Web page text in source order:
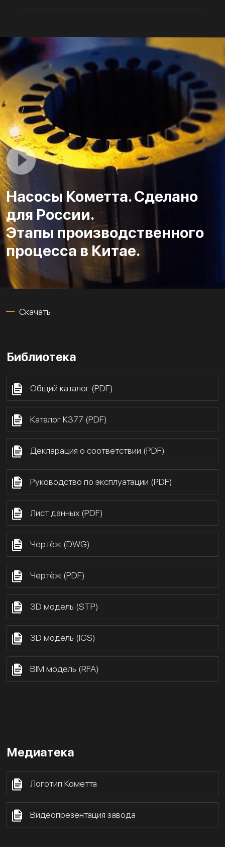
Насосы Кометта. Сделано
для России.
Этапы производственного
процесса в Китае.
Скачать
Библиотека
Общий каталог (PDF)
Каталог К377 (PDF)
Декларация о соответствии (PDF)
Руководство по эксплуатации (PDF)
Лист данных (PDF)
Чертёж (DWG)
Чертёж (PDF)
3D модель (STP)
3D модель (IGS)
BIM модель (RFA)
Медиатека
Логотип Кометта
Видеопрезентация завода